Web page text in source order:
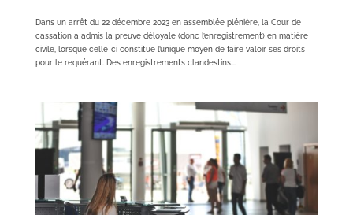
Dans un arrêt du 22 décembre 2023 en assemblée plénière, la Cour de
cassation a admis la preuve déloyale (donc l’enregistrement) en matière
civile, lorsque celle-ci constitue l’unique moyen de faire valoir ses droits
pour le requérant. Des enregistrements clandestins...